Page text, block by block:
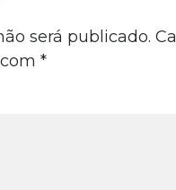
será publicado.
*